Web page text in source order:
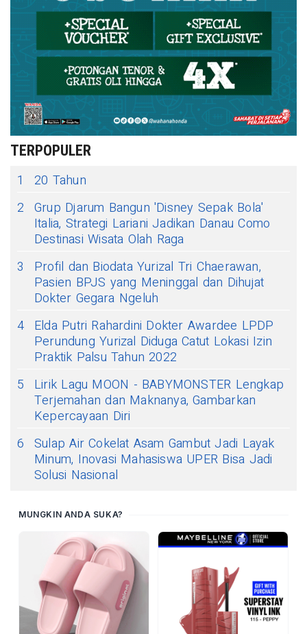
TERPOPULER
1
20 Tahun
2 Grup Djarum Bangun 'Disney Sepak Bola'
Italia, Strategi Lariani Jadikan Danau Como
Destinasi Wisata Olah Raga
3
Profil dan Biodata Yurizal Tri Chaerawan,
Pasien BPJS yang Meninggal dan Dihujat
Dokter Gegara Ngeluh
4 Elda Putri Rahardini Dokter Awardee LPDP
Perundung Yurizal Diduga Catut Lokasi Izin
Praktik Palsu Tahun 2022
5
Lirik Lagu MOON - BABYMONSTER Lengkap
Terjemahan dan Maknanya, Gambarkan
Kepercayaan Diri
6 Sulap Air Cokelat Asam Gambut Jadi Layak
Minum, Inovasi Mahasiswa UPER Bisa Jadi
Solusi Nasional